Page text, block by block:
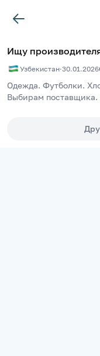
Ищу
Узбекистан·30.01.2026
Одежда. Футболки.
Выбирам